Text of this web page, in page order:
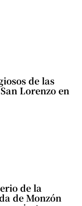
de las
Lorenzo en
de la
de Monzón